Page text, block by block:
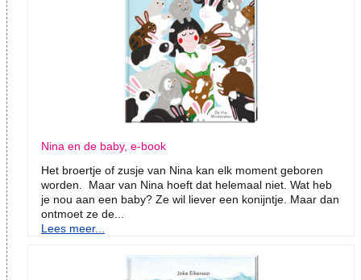
Nina en de baby, e-book
Het broertje of zusje van Nina kan elk moment geboren
worden. Maar van Nina hoeft dat helemaal niet. Wat heb
je nou aan een baby? Ze wil liever een konijntje. Maar dan
ontmoet ze de...
Lees meer...